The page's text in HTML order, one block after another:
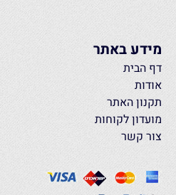
מידע באתר
דף הבית
אודות
תקנון האתר
מועדון לקוחות
צור קשר